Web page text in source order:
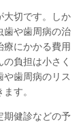
大切です。しか
歯や歯周病の治
にかかる費用
負担は小さく
や歯周病のリス
す。
期健診などの予